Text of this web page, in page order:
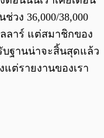
วง 36,000/38,000
ลลาร์ แต่สมาชิกของ
บฐานน่าจะสิ้นสุดแล้ว
ต่รายงานของเรา